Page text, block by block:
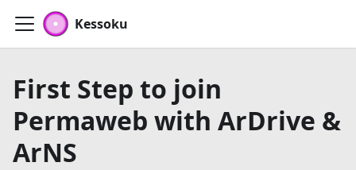
Kessoku
First Step to join
Permaweb with ArDrive &
ArNS